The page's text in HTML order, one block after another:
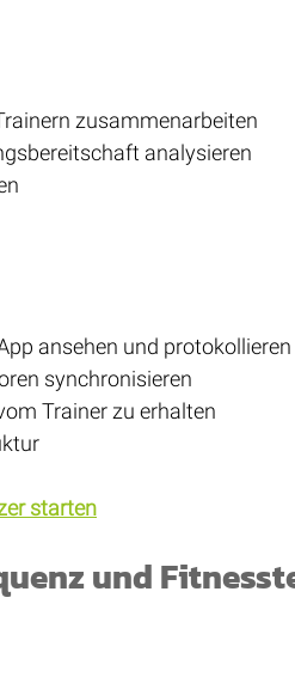
zusammenarbeiten
analysieren
ansehen und protokollieren
synchronisieren
Trainer zu erhalten
starten
und